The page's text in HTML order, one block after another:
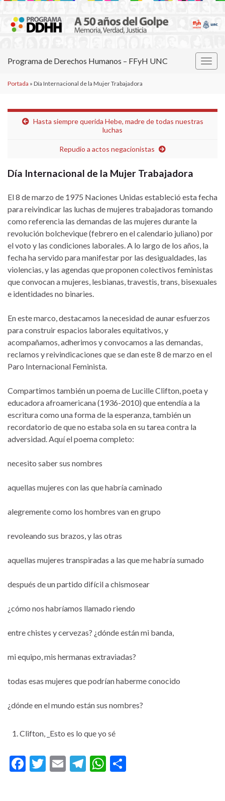
Programa de Derechos Humanos – FFyH UNC
Portada » Día Internacional de la Mujer Trabajadora
Hasta siempre querida Hebe, madre de todas nuestras
luchas
Repudio a actos negacionistas
Día Internacional de la Mujer Trabajadora
El 8 de marzo de 1975 Naciones Unidas estableció esta fecha
para reivindicar las luchas de mujeres trabajadoras tomando
como referencia las demandas de las mujeres durante la
revolución bolchevique (febrero en el calendario juliano) por
el voto y las condiciones laborales. A lo largo de los años, la
fecha ha servido para manifestar por las desigualdades, las
violencias, y las agendas que proponen colectivos feministas
que convocan a mujeres, lesbianas, travestis, trans, bisexuales
e identidades no binaries.
En este marco, destacamos la necesidad de aunar esfuerzos
para construir espacios laborales equitativos, y
acompañamos, adherimos y convocamos a las demandas,
reclamos y reivindicaciones que se dan este 8 de marzo en el
Paro Internacional Feminista.
Compartimos también un poema de Lucille Clifton, poeta y
educadora afroamericana (1936-2010) que entendía a la
escritura como una forma de la esperanza, también un
recordatorio de que no estaba sola en su tarea contra la
adversidad. Aquí el poema completo:
necesito saber sus nombres
aquellas mujeres con las que habría caminado
alegremente como los hombres van en grupo
revoleando sus brazos, y las otras
aquellas mujeres transpiradas a las que me habría sumado
después de un partido difícil a chismosear
¿cómo nos habríamos llamado riendo
entre chistes y cervezas? ¿dónde están mi banda,
mi equipo, mis hermanas extraviadas?
todas esas mujeres que podrían haberme conocido
¿dónde en el mundo están sus nombres?
Clifton, _Esto es lo que yo sé
F
T
E
T
W